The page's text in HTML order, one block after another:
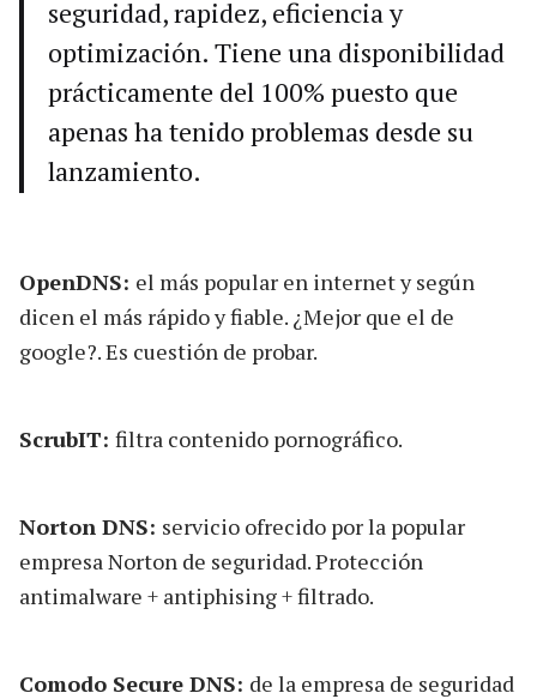
seguridad, rapidez, eficiencia y
optimización. Tiene una disponibilidad
prácticamente del 100% puesto que
apenas ha tenido problemas desde su
lanzamiento.
OpenDNS: el más popular en internet y según
dicen el más rápido y fiable. ¿Mejor que el de
google?. Es cuestión de probar.
ScrubIT: filtra contenido pornográfico.
Norton DNS: servicio ofrecido por la popular
empresa Norton de seguridad. Protección
antimalware + antiphising + filtrado.
Comodo Secure DNS: de la empresa de seguridad